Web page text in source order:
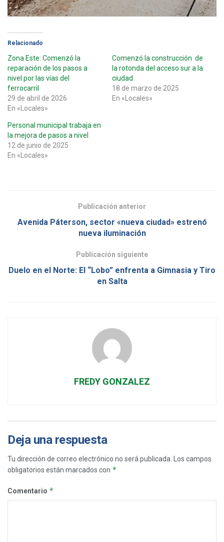
Relacionado
Zona Este: Comenzó la
reparación de los pasos a
nivel por las vías del
ferrocarril
29 de abril de 2026
En «Locales»
Comenzó la construcción de
la rotonda del acceso sur a la
ciudad
18 de marzo de 2025
En «Locales»
Personal municipal trabaja en
la mejora de pasos a nivel
12 de junio de 2025
En «Locales»
Publicación anterior
Avenida Páterson, sector «nueva ciudad» estrenó
nueva iluminación
Publicación siguiente
Duelo en el Norte: El “Lobo” enfrenta a Gimnasia y Tiro
en Salta
FREDY GONZALEZ
Deja una respuesta
Tu dirección de correo electrónico no será publicada. Los campos
obligatorios están marcados con *
Comentario *